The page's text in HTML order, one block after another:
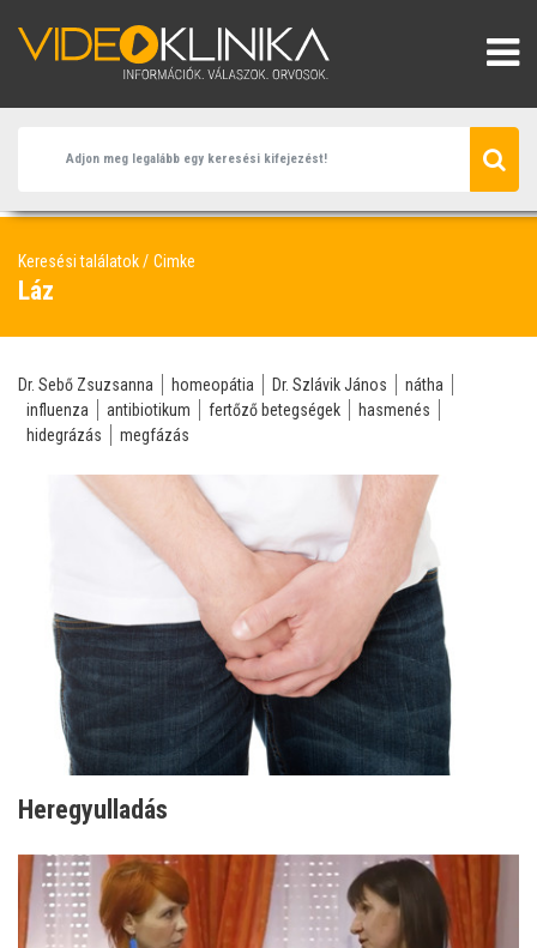
Keresési találatok Cimke
Láz
Dr. Sebő Zsuzsanna homeopátia Dr. Szlávik János
nátha
influenza
antibiotikum fertőző betegségek
hasmenés
hidegrázás
megfázás
Heregyulladás